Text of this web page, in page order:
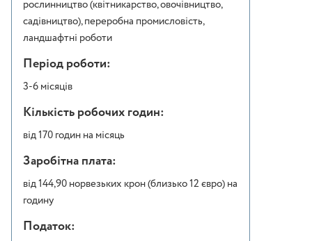
рослинництво (квітникарство, овочівництво,
садівництво), переробна промисловість,
ландшафтні роботи
Період роботи:
3-6 місяців
Кількість робочих годин:
від 170 годин на місяць
Заробітна плата:
від 144,90 норвезьких крон (близько 12 євро) на
годину
Податок: